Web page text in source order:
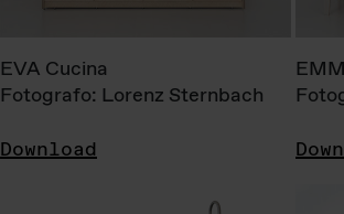
EVA Cucina
Fotografo: Lorenz Sternbach
Download